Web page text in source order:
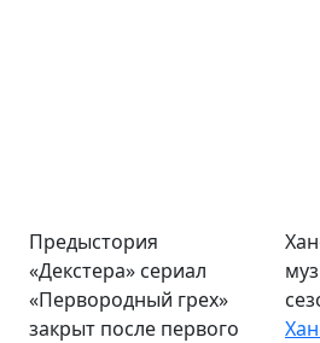
Предыстория
«Декстера» сериал
«Первородный грех»
закрыт после первого